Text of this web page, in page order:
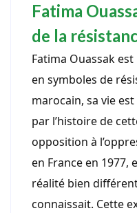
Fatima
de la
Fatima Ouassak
en symboles de
marocain, sa vie
par l’histoire de
opposition à
en France en 1977,
réalité bien
connaissait. Cette